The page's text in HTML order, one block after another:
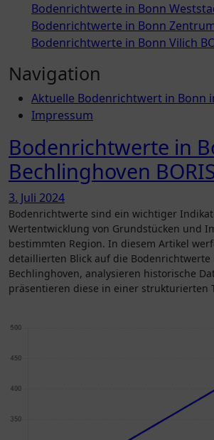
Bodenrichtwerte in Bonn
Bodenrichtwerte in Bonn
Bodenrichtwerte in Bonn Vilich
Navigation
Aktuelle Bodenrichtwert in Bonn
Impressum
Bodenrichtwerte in
Bechlinghoven
3. Juli 2024
Bodenrichtwerte sind ein wichtiger Indikator für die
Wertentwicklung von Grundstücken und
bestimmten Region. In diesem Artikel
detaillierten Blick auf die Bodenrichtwerte
Bechlinghoven, analysieren historische
präsentieren diese in einer strukturierten